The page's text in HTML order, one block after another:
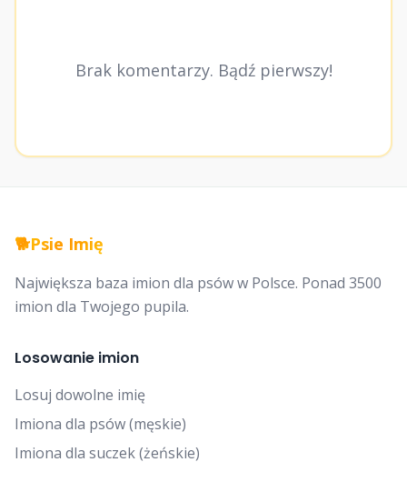
Brak komentarzy. Bądź pierwszy!
🐕Psie Imię
Największa baza imion dla psów w Polsce. Ponad 3500
imion dla Twojego pupila.
Losowanie imion
Losuj dowolne imię
Imiona dla psów (męskie)
Imiona dla suczek (żeńskie)